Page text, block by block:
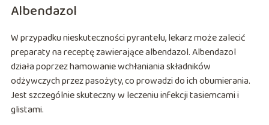
Albendazol
W przypadku nieskuteczności pyrantelu, lekarz może zalecić
preparaty na receptę zawierające albendazol. Albendazol
działa poprzez hamowanie wchłaniania składników
odżywczych przez pasożyty, co prowadzi do ich obumierania.
Jest szczególnie skuteczny w leczeniu infekcji tasiemcami i
glistami.